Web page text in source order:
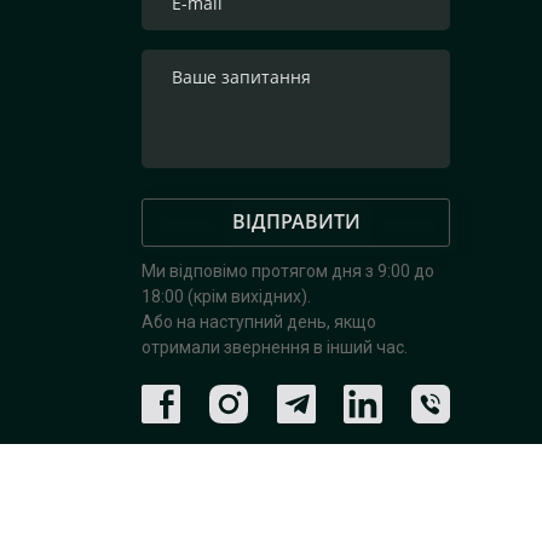
ВІДПРАВИТИ
Ми відповімо протягом дня з 9:00 до
18:00 (крім вихідних).
Або на наступний день, якщо
отримали звернення в інший час.